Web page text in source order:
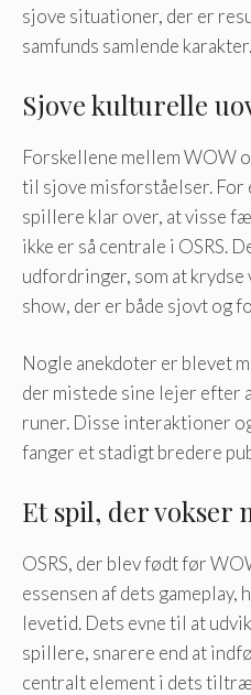
sjove situationer, der er
samfunds samlende karakter.
Sjove kulturelle
Forskellene mellem WOW
til sjove misforståelser. For
spillere klar over, at visse
ikke er så centrale i OSRS.
udfordringer, som at
show, der er både sjovt og
Nogle anekdoter er blevet
der mistede sine lejer efter
runer. Disse interaktioner
fanger et stadigt bredere
Et spil, der vokser
OSRS, der blev født før
essensen af dets
levetid. Dets evne til at
spillere, snarere end at
centralt element i dets